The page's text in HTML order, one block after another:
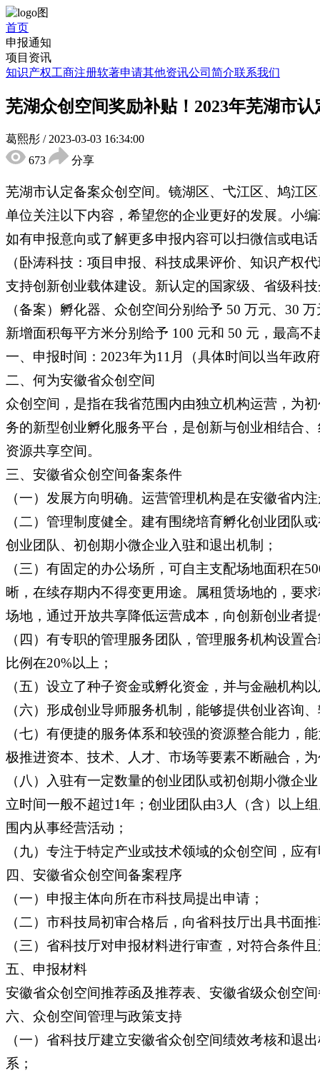
首页
申报通知
项目资讯
知识产权工商注册软著申请其他资讯公司简介联系我们
芜湖众创空间奖励补贴！2023年芜湖市
葛熙彤 / 2023-03-03 16:34:00
673
分享
芜湖市认定备案众创空间。镜湖区、弋江区、鸠江
单位关注以下内容，希望您的企业更好的发展。小
如有申报意向或了解更多申报内容可以扫微信或电话
（卧涛科技：项目申报、科技成果评价、知识产权
支持创新创业载体建设。新认定的国家级、省级科
（备案）孵化器、众创空间分别给予 50 万元、30
新增面积每平方米分别给予 100 元和 50 元，最高不
一、申报时间：2023年为11月（具体时间以当年政
二、何为安徽省众创空间
众创空间，是指在我省范围内由独立机构运营，为
务的新型创业孵化服务平台，是创新与创业相结合
资源共享空间。
三、安徽省众创空间备案条件
（一）发展方向明确。运营管理机构是在安徽省内
（二）管理制度健全。建有围绕培育孵化创业团队
创业团队、初创期小微企业入驻和退出机制；
（三）有固定的办公场所，可自主支配场地面积在
晰，在续存期内不得变更用途。属租赁场地的，要
场地，通过开放共享降低运营成本，向创新创业者
（四）有专职的管理服务团队，管理服务机构设置
比例在20%以上；
（五）设立了种子资金或孵化资金，并与金融机构
（六）形成创业导师服务机制，能够提供创业咨询
（七）有便捷的服务体系和较强的资源整合能力，
极推进资本、技术、人才、市场等要素不断融合，
（八）入驻有一定数量的创业团队或初创期小微企
立时间一般不超过1年；创业团队由3人（含）以上
围内从事经营活动；
（九）专注于特定产业或技术领域的众创空间，应
四、安徽省众创空间备案程序
（一）申报主体向所在市科技局提出申请；
（二）市科技局初审合格后，向省科技厅出具书面
（三）省科技厅对申报材料进行审查，对符合条件
五、申报材料
安徽省众创空间推荐函及推荐表、安徽省级众创空
六、众创空间管理与政策支持
（一）省科技厅建立安徽省众创空间绩效考核和退
系；